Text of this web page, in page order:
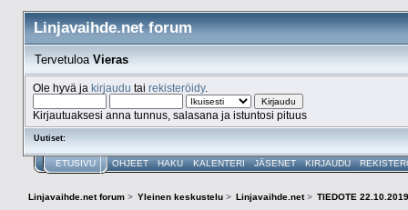
Linjavaihde.net forum
TervetuloaVieras
Ole hyvä ja kirjaudu tai rekisteröidy.
Kirjautuaksesi anna tunnus, salasana ja istuntosi pituus
Uutiset:
ETUSIVU OHJEET HAKU KALENTERI JÄSENET KIRJAUDU
Linjavaihde.net forum> Yleinen keskustelu > Linjavaihde.net> TIEDOTE